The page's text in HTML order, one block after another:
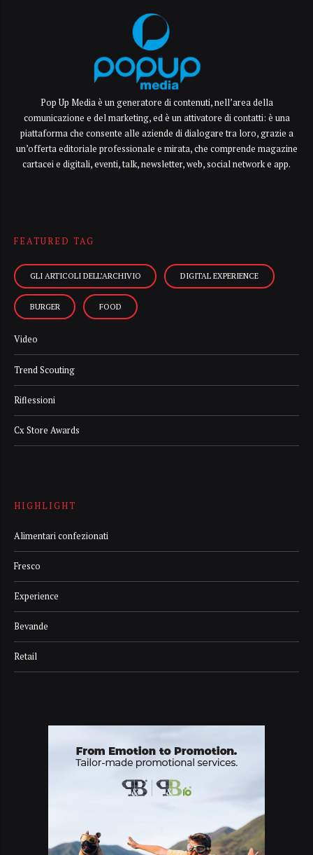
Pop Up Media è un generatore di contenuti, nell’area della
comunicazione e del marketing, ed è un attivatore di contatti: è una
piattaforma che consente alle aziende di dialogare tra loro, grazie a
un’offerta editoriale professionale e mirata, che comprende magazine
cartacei e digitali, eventi, talk, newsletter, web, social network e app.
FEATURED TAG
GLI ARTICOLI DELL’ARCHIVIO DIGITAL EXPERIENCE
BURGER FOOD
Video
Trend Scouting
Riflessioni
Cx Store Awards
HIGHLIGHT
Alimentari confezionati
Fresco
Experience
Bevande
Retail